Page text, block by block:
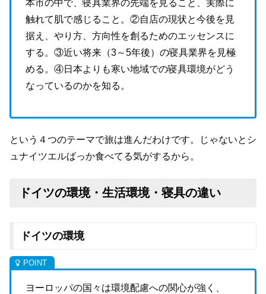
本市の中で、寝具業界の先端を見ること、実際に
触れて肌で感じること。 ②自店の現状と今後を見
据え、やり方、方向性を創るためのエッセンスに
する。 ③近い将来（3～5年後）の寝具業界を見極
める。 ④日本よりも寒い地域での寝具環境がどう
なっているのかを知る。
という４つのテーマで旅は進んだわけです。じゃないとシ
ュナイツエルばっか食べてる気がするから。
ドイツの環境・生活環境・寝具の違い
ドイツの環境
ヨーロッパの国々は環境配慮への関心が強く、